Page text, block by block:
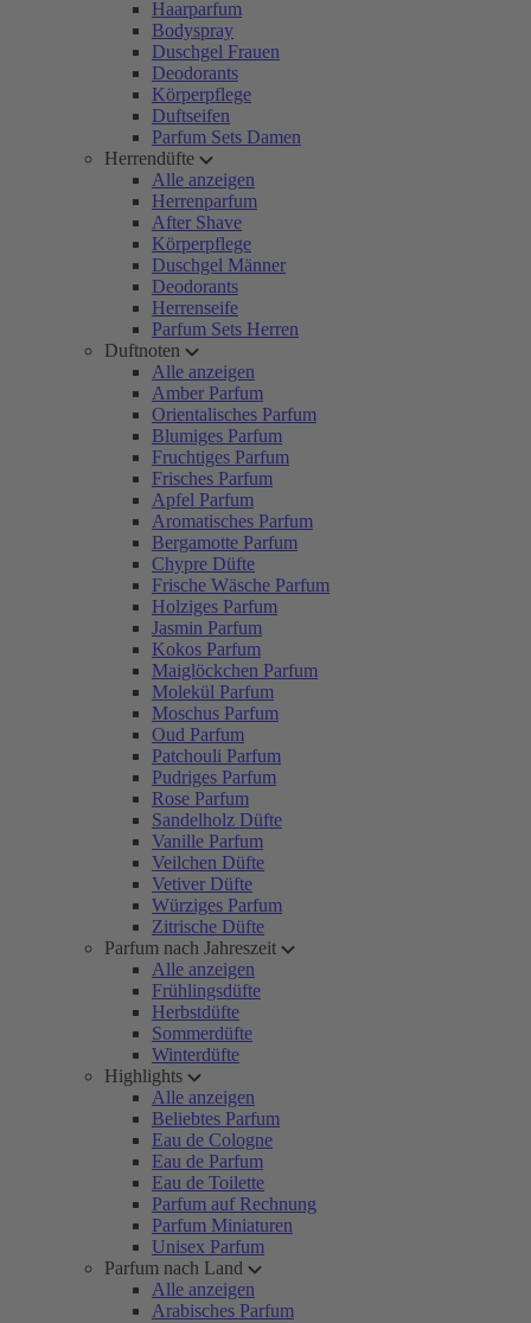
Haarparfum
Bodyspray
Duschgel Frauen
Deodorants
Körperpflege
Duftseifen
Parfum Sets Damen
Herrendüfte
Alle anzeigen
Herrenparfum
After Shave
Körperpflege
Duschgel Männer
Deodorants
Herrenseife
Parfum Sets Herren
Duftnoten
Alle anzeigen
Amber Parfum
Orientalisches Parfum
Blumiges Parfum
Fruchtiges Parfum
Frisches Parfum
Apfel Parfum
Aromatisches Parfum
Bergamotte Parfum
Chypre Düfte
Frische Wäsche Parfum
Holziges Parfum
Jasmin Parfum
Kokos Parfum
Maiglöckchen Parfum
Molekül Parfum
Moschus Parfum
Oud Parfum
Patchouli Parfum
Pudriges Parfum
Rose Parfum
Sandelholz Düfte
Vanille Parfum
Veilchen Düfte
Vetiver Düfte
Würziges Parfum
Zitrische Düfte
Parfum nach Jahreszeit
Alle anzeigen
Frühlingsdüfte
Herbstdüfte
Sommerdüfte
Winterdüfte
Highlights
Alle anzeigen
Beliebtes Parfum
Eau de Cologne
Eau de Parfum
Eau de Toilette
Parfum auf Rechnung
Parfum Miniaturen
Unisex Parfum
Parfum nach Land
Alle anzeigen
Arabisches Parfum